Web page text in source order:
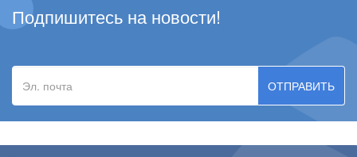
Подпишитесь на новости!
Эл.
почта